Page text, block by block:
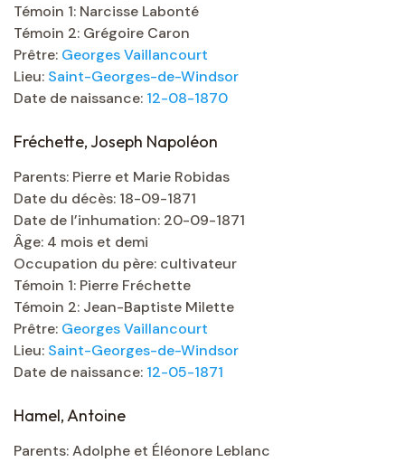
Témoin 1: Narcisse Labonté
Témoin 2: Grégoire Caron
Prêtre: Georges Vaillancourt
Lieu: Saint-Georges-de-Windsor
Date de naissance: 12-08-1870
Fréchette, Joseph Napoléon
Parents: Pierre et Marie Robidas
Date du décès: 18-09-1871
Date de l’inhumation: 20-09-1871
Âge: 4 mois et demi
Occupation du père: cultivateur
Témoin 1: Pierre Fréchette
Témoin 2: Jean-Baptiste Milette
Prêtre: Georges Vaillancourt
Lieu: Saint-Georges-de-Windsor
Date de naissance: 12-05-1871
Hamel, Antoine
Parents: Adolphe et Éléonore Leblanc